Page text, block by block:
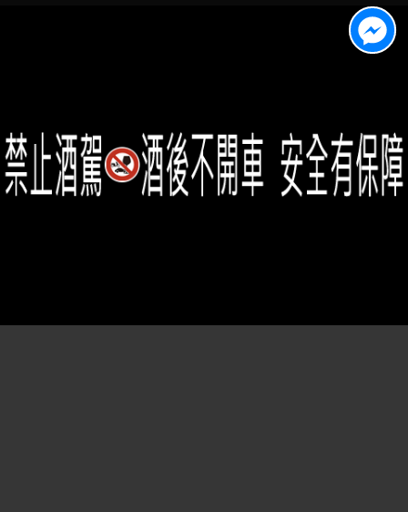
會員中心
客服電話 (02)2331-6080